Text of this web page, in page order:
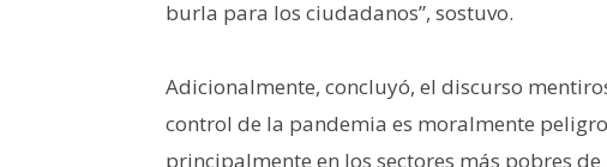
burla para los ciudadanos”, sostuvo.
Adicionalmente, concluyó, el discurso
control de la pandemia es moralmente
principalmente en los sectores más pobres